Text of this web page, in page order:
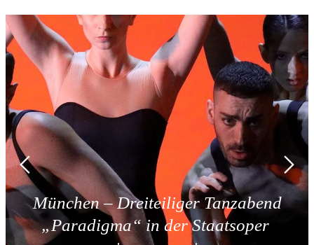
München – Dreiteiliger Tanzabend
„Paradigma“ in der Staatsoper